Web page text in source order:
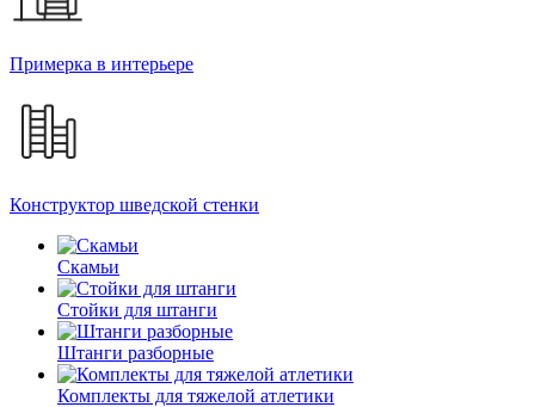
Примерка в интерьере
Конструктор шведской стенки
Скамьи
Стойки для штанги
Штанги разборные
Комплекты для тяжелой атлетики